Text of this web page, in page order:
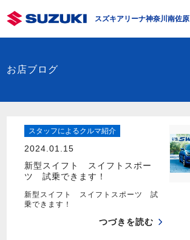
スズキアリーナ神奈川南佐原
お店ブログ
スタッフによるクルマ紹介
2024.01.15
新型スイフト スイフトスポー
ツ 試乗できます！
新型スイフト スイフトスポーツ 試
乗できます！
つづきを読む